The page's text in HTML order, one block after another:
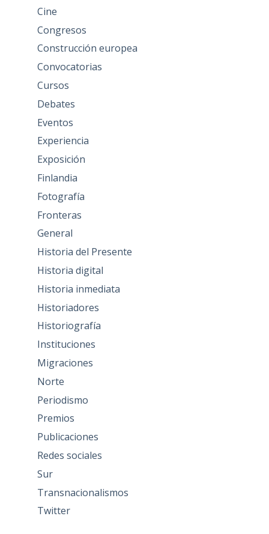
Cine
Congresos
Construcción europea
Convocatorias
Cursos
Debates
Eventos
Experiencia
Exposición
Finlandia
Fotografía
Fronteras
General
Historia del Presente
Historia digital
Historia inmediata
Historiadores
Historiografía
Instituciones
Migraciones
Norte
Periodismo
Premios
Publicaciones
Redes sociales
Sur
Transnacionalismos
Twitter